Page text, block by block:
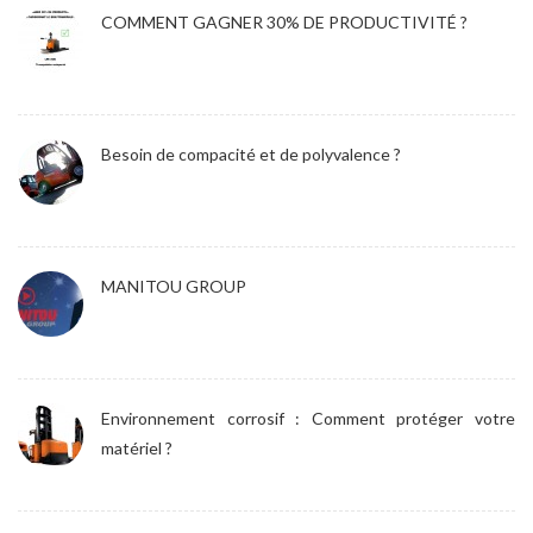
COMMENT GAGNER 30% DE PRODUCTIVITÉ ?
Besoin de compacité et de polyvalence ?
MANITOU GROUP
Environnement corrosif : Comment protéger votre
matériel ?